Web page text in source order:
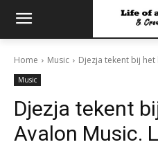
Home Music Djezja tekent bij het
Music
Djezja tekent
Avalon Music.